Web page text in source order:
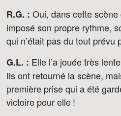
R.G. : Oui, dans cette
imposé son propre rythme,
qui n’était pas du tout prévu
G.L. : Elle l’a jouée très
Ils ont retourné la scène,
première prise qui a été
victoire pour elle !